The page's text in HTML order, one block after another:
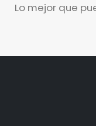
Lo mejor que